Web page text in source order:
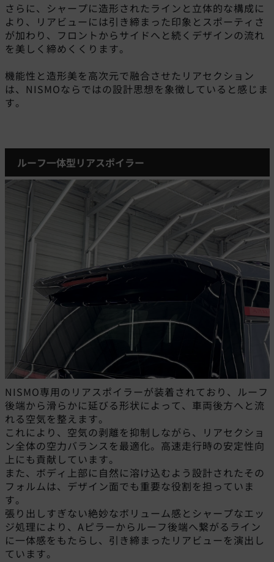
さらに、シャープに造形されたラインと立体的な構成に
より、リアビューには引き締まった印象とスポーティさ
が加わり、フロントからサイドへと続くデザインの流れ
を美しく締めくくります。
機能性と造形美を高次元で融合させたリアセクション
は、NISMOならではの設計思想を象徴していると感じま
す。
ルーフ一体型リアスポイラー
NISMO専用のリアスポイラーが装着されており、ルーフ
後端から滑らかに延びる形状によって、車両後方へと流
れる空気を整えます。
これにより、空気の剥離を抑制しながら、リアセクショ
ン全体の空力バランスを最適化。高速走行時の安定性向
上にも貢献しています。
また、ボディ上部に自然に溶け込むよう設計されたその
フォルムは、デザイン面でも重要な役割を担っていま
す。
張り出しすぎない絶妙なボリューム感とシャープなエッ
ジ処理により、Aピラーからルーフ後端へ繋がるライン
に一体感をもたらし、引き締まったリアビューを演出し
ています。